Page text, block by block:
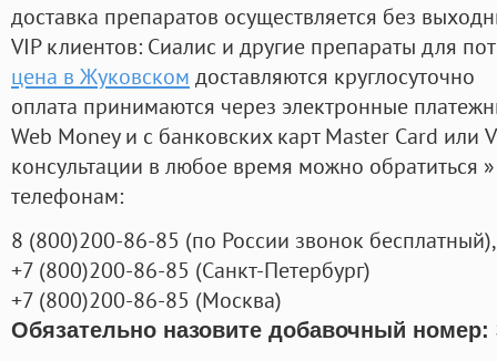
доставка препаратов осуществляется без
VIP клиентов: Сиалис и другие препараты для
цена в Жуковском доставляются круглосуточно
оплата принимаются через электронные
Web Money и с банковских карт Master Card или
консультации в любое время можно обратиться
телефонам:
8 (800)200-86-85 (по России звонок бесплатный),
+7 (800)200-86-85 (Санкт-Петербург)
+7 (800)200-86-85 (Москва)
Обязательно назовите добавочный номер: